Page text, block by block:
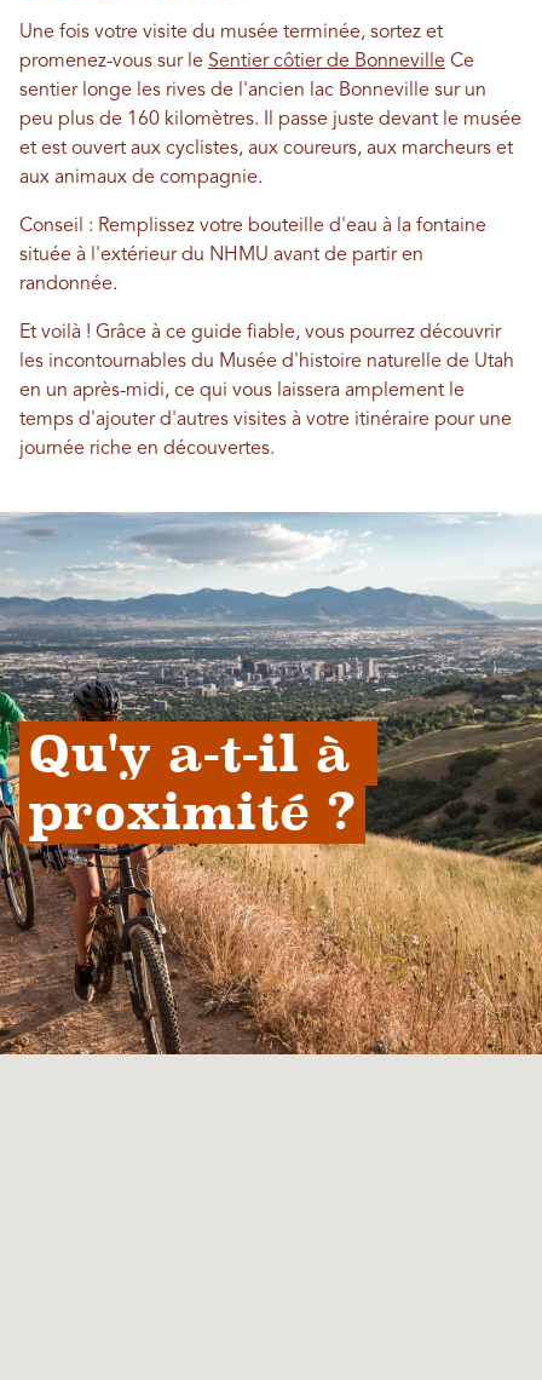
Une fois votre visite du musée terminée, sortez et
promenez-vous sur le Sentier côtier de Bonneville Ce
sentier longe les rives de l'ancien lac Bonneville sur un
peu plus de 160 kilomètres. Il passe juste devant le musée
et est ouvert aux cyclistes, aux coureurs, aux marcheurs et
aux animaux de compagnie.
Conseil : Remplissez votre bouteille d'eau à la fontaine
située à l'extérieur du NHMU avant de partir en
randonnée.
Et voilà ! Grâce à ce guide fiable, vous pourrez découvrir
les incontournables du Musée d'histoire naturelle de Utah
en un après-midi, ce qui vous laissera amplement le
temps d'ajouter d'autres visites à votre itinéraire pour une
journée riche en découvertes.
Qu'y a-t-il à
proximité ?